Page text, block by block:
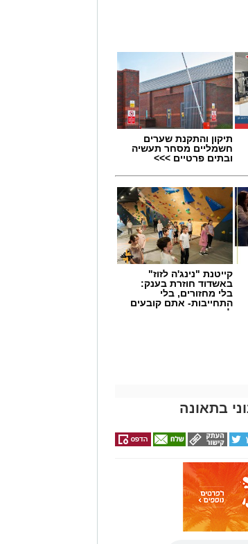
תיקון והתקנת שערים
חשמליים מסחר תעשיה
ובתים פרטיים >>>
קייטנת "נינג'ה לזוז"
באשדוד חוזרת בענק:
בלי מחזורים, בלי
התחייבות- אתם קובעים
לכמה ואיזה ימים